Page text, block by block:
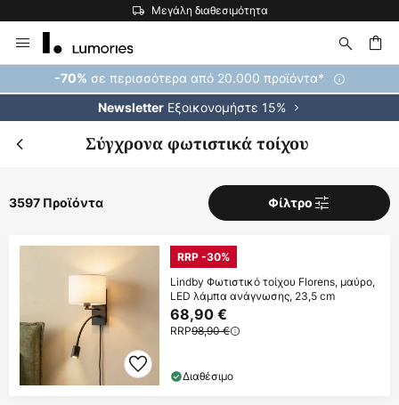
Η μεγαλύτερη επιλογή εμπορικών σημάτων στην Ευρώπη
Μετάβαση
στο
περιεχόμενο
-70% σε περισσότερα από 20.000 προϊόντα*
Newsletter Εξοικονομήστε 15%
Σύγχρονα φωτιστικά τοίχου
3597 Προϊόντα Φίλτρο
RRP -30%
Lindby Φωτιστικό τοίχου Florens, μαύρο,
LED λάμπα ανάγνωσης, 23,5 cm
68,90 €
RRP98,90 €
Διαθέσιμο